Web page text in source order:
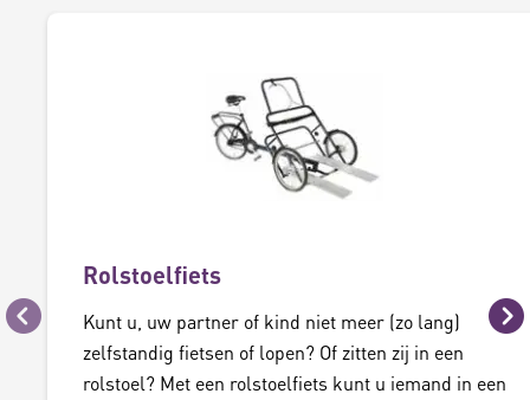
Vorige
Rolstoelfiets
Kunt u, uw partner of kind niet meer (zo lang)
zelfstandig fietsen of lopen? Of zitten zij in een
rolstoel? Met een rolstoelfiets kunt u iemand in een